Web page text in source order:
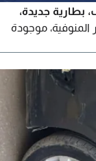
فتحة سقف، بطارية جديدة،
موجودة